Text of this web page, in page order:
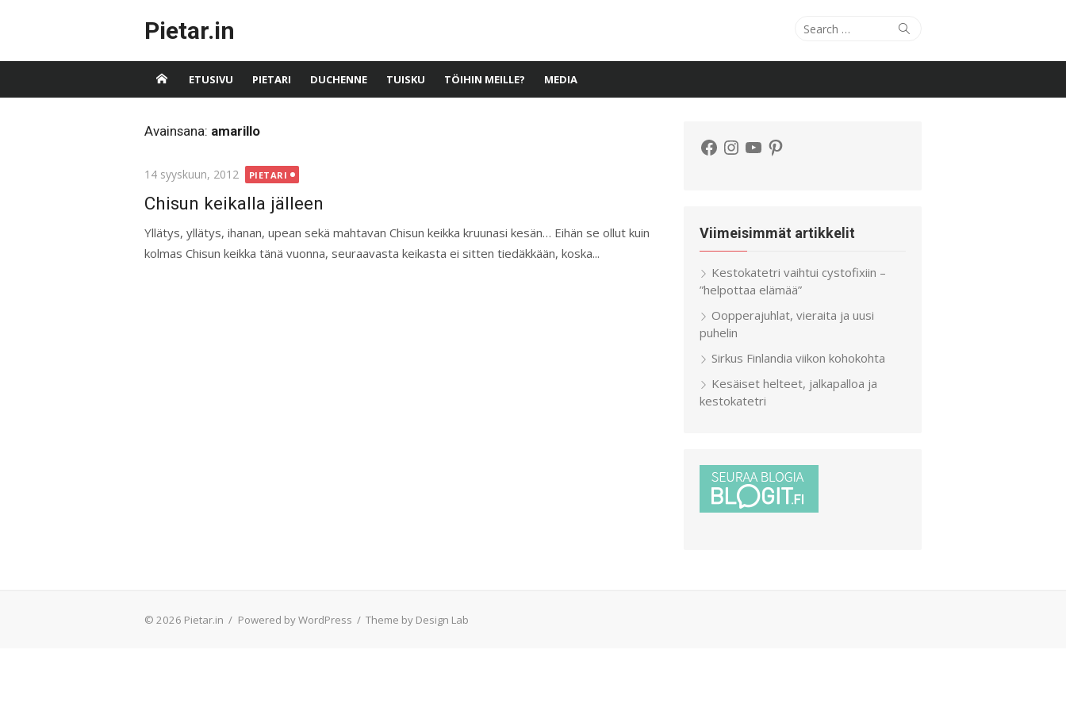
Pietar.in
Search
Search
ETUSIVU PIETARI DUCHENNE TUISKU TÖIHIN MEILLE? MEDIA
Avainsana: amarillo
Posted
14 syyskuun, 2012 PIETARI
Chisun keikalla jälleen
Yllätys, yllätys, ihanan, upean sekä mahtavan Chisun keikka kruunasi kesän… Eihän se ollut kuin
kolmas Chisun keikka tänä vuonna, seuraavasta keikasta ei sitten tiedäkkään, koska...
Facebook
Instagram
YouTubePinterest
Viimeisimmät artikkelit
Kestokatetri vaihtui cystofixiin –
”helpottaa elämää”
Oopperajuhlat, vieraita ja uusi
puhelin
Sirkus Finlandia viikon kohokohta
Kesäiset helteet, jalkapalloa ja
kestokatetri
© 2026 Pietar.in / Powered by WordPress / Theme by Design Lab